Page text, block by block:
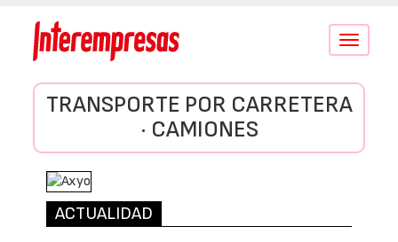
Conmutar
TRANSPORTE POR CARRETERA
· CAMIONES
ACTUALIDAD